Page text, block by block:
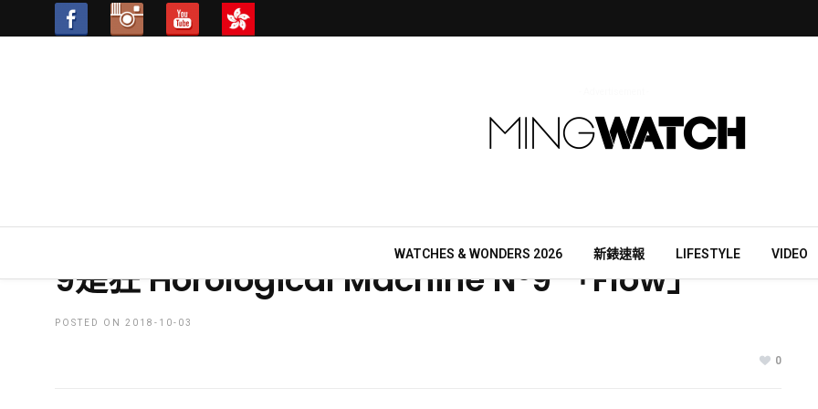
WATCHES & WONDERS 2026 新錶速報 LIFESTYLE VIDEO
9是狂 Horological Machine N°9 「Flow」
POSTED ON 2018-10-03
0